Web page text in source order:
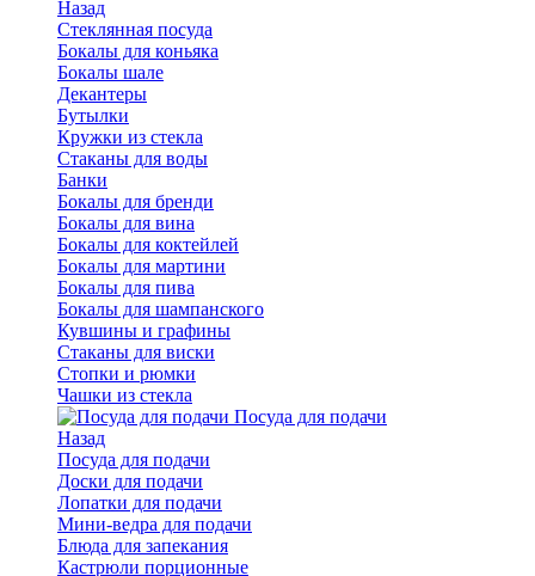
Назад
Стеклянная посуда
Бокалы для коньяка
Бокалы шале
Декантеры
Бутылки
Кружки из стекла
Стаканы для воды
Банки
Бокалы для бренди
Бокалы для вина
Бокалы для коктейлей
Бокалы для мартини
Бокалы для пива
Бокалы для шампанского
Кувшины и графины
Стаканы для виски
Стопки и рюмки
Чашки из стекла
Посуда для подачи
Назад
Посуда для подачи
Доски для подачи
Лопатки для подачи
Мини-ведра для подачи
Блюда для запекания
Кастрюли порционные